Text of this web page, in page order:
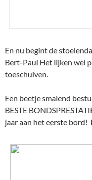
En nu begint de
Bert-Paul Het lijken wel
toeschuiven.
Een beetje smalend
BESTE
jaar aan het eerste bord!